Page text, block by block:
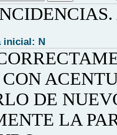
inicial: N
CON
DE
LA